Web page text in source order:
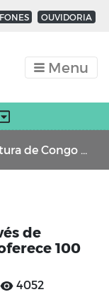
OUVIDORIA
Menu
com o PRONATEC oferece 100 vagas em cursos gratuitos
de
100
4052